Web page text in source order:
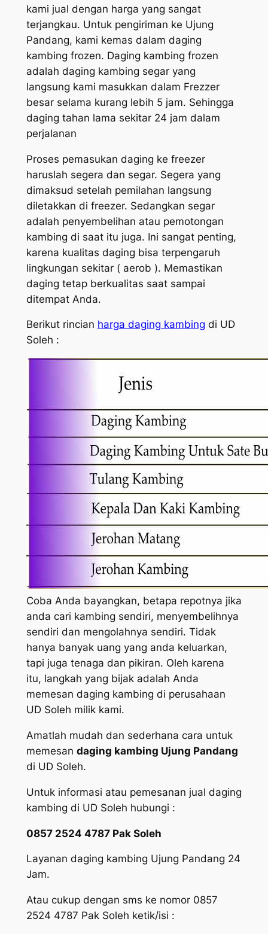
kami jual dengan harga yang sangat
terjangkau. Untuk pengiriman ke Ujung
Pandang, kami kemas dalam daging
kambing frozen. Daging kambing frozen
adalah daging kambing segar yang
langsung kami masukkan dalam Frezzer
besar selama kurang lebih 5 jam. Sehingga
daging tahan lama sekitar 24 jam dalam
perjalanan
Proses pemasukan daging ke freezer
haruslah segera dan segar. Segera yang
dimaksud setelah pemilahan langsung
diletakkan di freezer. Sedangkan segar
adalah penyembelihan atau pemotongan
kambing di saat itu juga. Ini sangat penting,
karena kualitas daging bisa terpengaruh
lingkungan sekitar ( aerob ). Memastikan
daging tetap berkualitas saat sampai
ditempat Anda.
Berikut rincian harga daging kambing di UD
Soleh :
Coba Anda bayangkan, betapa repotnya jika
anda cari kambing sendiri, menyembelihnya
sendiri dan mengolahnya sendiri. Tidak
hanya banyak uang yang anda keluarkan,
tapi juga tenaga dan pikiran. Oleh karena
itu, langkah yang bijak adalah Anda
memesan daging kambing di perusahaan
UD Soleh milik kami.
Amatlah mudah dan sederhana cara untuk
memesan daging kambing Ujung Pandang
di UD Soleh.
Untuk informasi atau pemesanan jual daging
kambing di UD Soleh hubungi :
0857 2524 4787 Pak Soleh
Layanan daging kambing Ujung Pandang 24
Jam.
Atau cukup dengan sms ke nomor 0857
2524 4787 Pak Soleh ketik/isi :